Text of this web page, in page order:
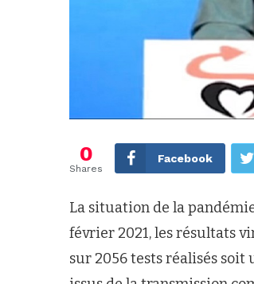
0
Shares
Facebook
La situation de la
février 2021, les résultats
sur 2056 tests réalisés soit